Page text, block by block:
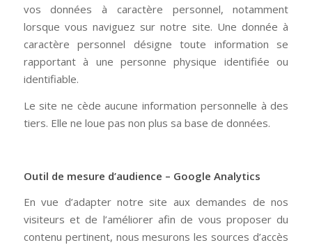
vos données à caractère personnel, notamment
lorsque vous naviguez sur notre site. Une donnée à
caractère personnel désigne toute information se
rapportant à une personne physique identifiée ou
identifiable.
Le site ne cède aucune information personnelle à des
tiers. Elle ne loue pas non plus sa base de données.
Outil de mesure d’audience – Google Analytics
En vue d’adapter notre site aux demandes de nos
visiteurs et de l’améliorer afin de vous proposer du
contenu pertinent, nous mesurons les sources d’accès